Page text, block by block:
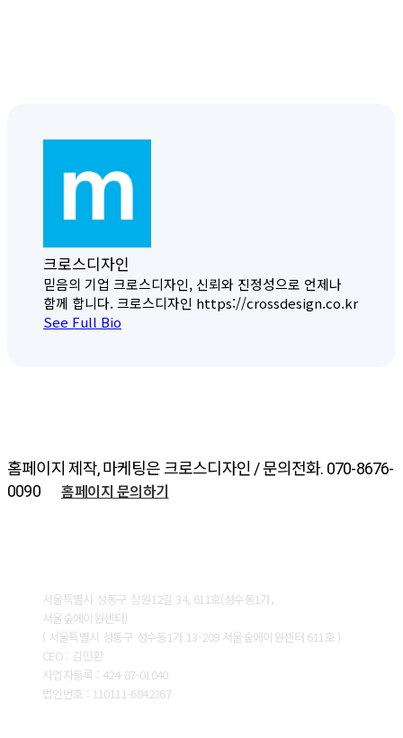
크로스디자인
믿음의 기업 크로스디자인, 신뢰와 진정성으로 언제나
함께 합니다. 크로스디자인 https://crossdesign.co.kr
See Full Bio
홈페이지 제작, 마케팅은 크로스디자인 / 문의전화. 070-8676-
0090
홈페이지 문의하기
서울특별시 성동구 상원12길 34, 611호(성수동1가,
서울숲에이원센터)
( 서울특별시 성동구 성수동1가 13-209 서울숲에이원센터 611호 )
CEO : 김민환
사업자등록 : 424-87-01040
법인번호 : 110111-6842367